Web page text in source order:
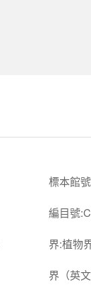
標本館
編目號
界:植物
界（英